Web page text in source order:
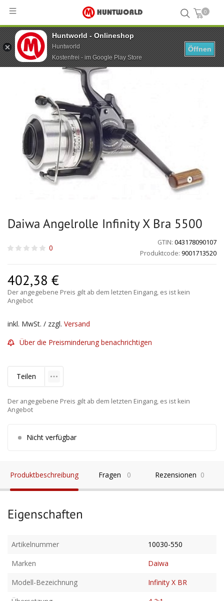
0
Hauptseite ... Daiwa Angelrolle Infinity X Bra 5500
Daiwa Angelrolle Infinity X Bra 5500
GTIN: 043178090107
Produktcode: 9001713520
0
402,38 €
Der angegebene Preis gilt ab dem letzten Eingang, es ist kein
Angebot
inkl. MwSt. / zzgl. Versand
Über die Preisminderung benachrichtigen
Teilen
Der angegebene Preis gilt ab dem letzten Eingang, es ist kein
Angebot
Nicht verfügbar
Produktbeschreibung Fragen 0 Rezensionen 0
Eigenschaften
Artikelnummer
10030-550
Marken
Daiwa
Modell-Bezeichnung
Infinity X BR
Huntworld - Onlineshop
Huntworld
Kostenfrei - im Google Play Store
Öffnen